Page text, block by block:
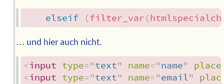
elseif (filter_var (
… und hier auch nicht.
<input type="text" name="name"
<input type="text" name="email"